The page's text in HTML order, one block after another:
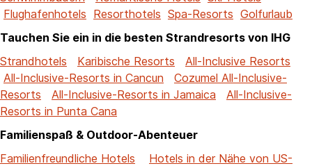
Flughafenhotels Resorthotels Spa-Resorts Golfurlaub
Tauchen Sie ein in die besten Strandresorts von IHG
Strandhotels
Karibische Resorts
All-Inclusive Resorts
All-Inclusive-Resorts in Cancun
Cozumel All-Inclusive-
Resorts
All-Inclusive-Resorts in Jamaica
All-Inclusive-
Resorts in Punta Cana
Familienspaß & Outdoor-Abenteuer
Familienfreundliche Hotels
Hotels in der Nähe von US-